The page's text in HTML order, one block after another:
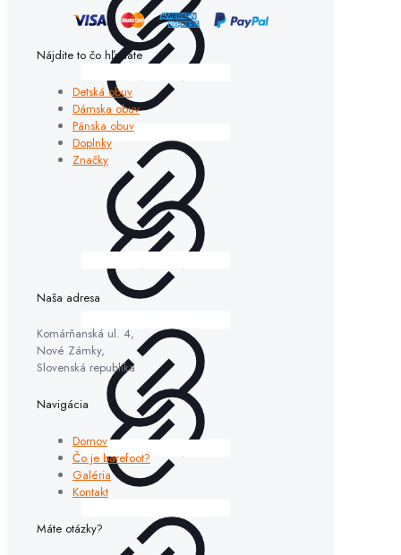
Nájdite to čo hľadáte
Detská obuv
Dámska obuv
Pánska obuv
Doplnky
Značky
Naša adresa
Komárňanská ul. 4,
Nové Zámky,
Slovenská republika
Navigácia
Domov
Čo je barefoot?
Galéria
Kontakt
Máte otázky?